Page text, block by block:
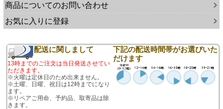
商品についてのお問い合わせ
お気に入りに登録
配送に関しまして
13時までのご注文は当日発送させてい
ただきます。
※火曜は定休日のため出来ません。
※土曜、日曜、祝日は12時までになり
ます。
※リペアご用命、予約品、取寄品は除
きます。
下記の配送時間帯がお選びいた
だけます